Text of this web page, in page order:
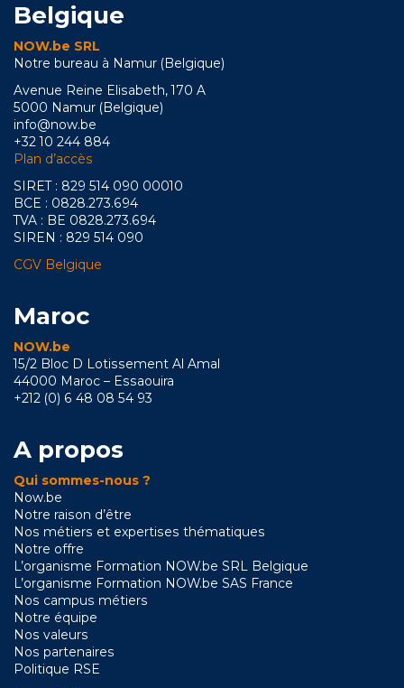
Belgique
NOW.be SRL
Notre bureau à Namur (Belgique)
Avenue Reine Elisabeth, 170 A
5000 Namur (Belgique)
info@now.be
+32 10 244 884
Plan d’accès
SIRET : 829 514 090 00010
BCE : 0828.273.694
TVA : BE 0828.273.694
SIREN : 829 514 090
CGV Belgique
Maroc
NOW.be
15/2 Bloc D Lotissement Al Amal
44000 Maroc – Essaouira
+212 (0) 6 48 08 54 93
A propos
Qui sommes-nous ?
Now.be
Notre raison d’être
Nos métiers et expertises thématiques
Notre offre
L’organisme Formation NOW.be SRL Belgique
L’organisme Formation NOW.be SAS France
Nos campus métiers
Notre équipe
Nos valeurs
Nos partenaires
Politique RSE